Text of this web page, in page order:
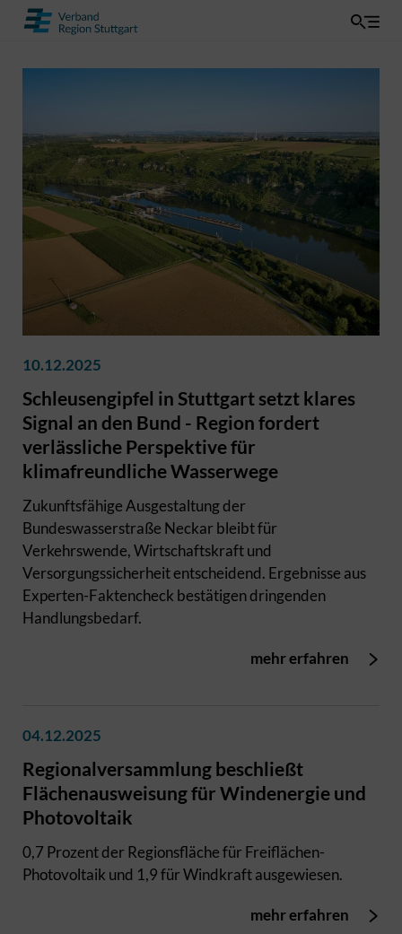
10.12.2025
Schleusengipfel in Stuttgart setzt klares
Signal an den Bund - Region fordert
verlässliche Perspektive für
klimafreundliche Wasserwege
Zukunftsfähige Ausgestaltung der
Bundeswasserstraße Neckar bleibt für
Verkehrswende, Wirtschaftskraft und
Versorgungssicherheit entscheidend. Ergebnisse aus
Experten-Faktencheck bestätigen dringenden
Handlungsbedarf.
mehr erfahren
04.12.2025
Regionalversammlung beschließt
Flächenausweisung für Windenergie und
Photovoltaik
0,7 Prozent der Regionsfläche für Freiflächen-
Photovoltaik und 1,9 für Windkraft ausgewiesen.
mehr erfahren